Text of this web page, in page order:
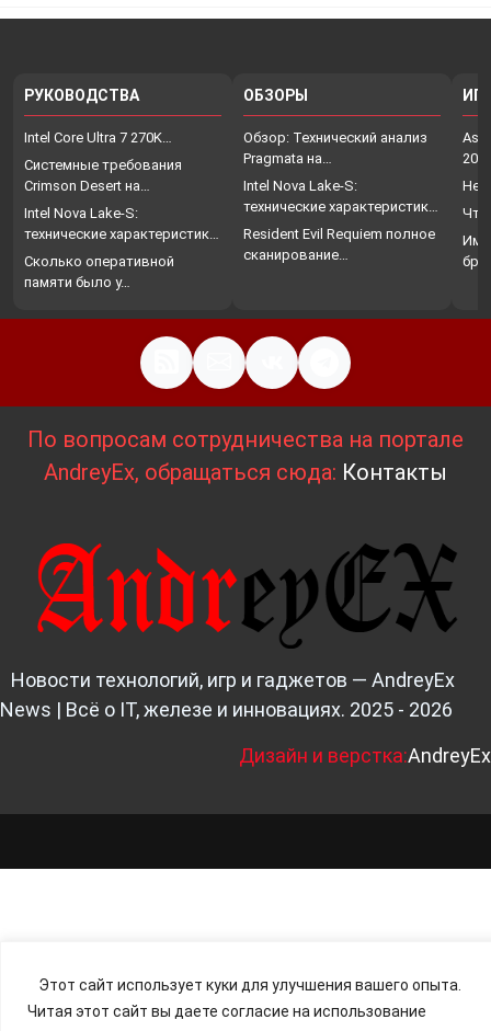
Этот сайт использует куки для улучшения вашего опыта.
Читая этот сайт вы даете согласие на использование
РУКОВОДСТВА
Intel Core Ultra 7 270K…
Системные требования
Crimson Desert на…
Intel Nova Lake-S:
технические характеристики,
…
Сколько оперативной
памяти было у…
ОБЗОРЫ
Обзор: Технический анализ
Pragmata на…
Intel Nova Lake-S:
технические характеристики,
…
Resident Evil Requiem полное
сканирование…
Что
По вопросам сотрудничества на портале
AndreyEx, обращаться сюда: Контакты
Новости технологий, игр и гаджетов — AndreyEx
News | Всё о IT, железе и инновациях. 2025 - 2026
Дизайн и верстка:AndreyEx